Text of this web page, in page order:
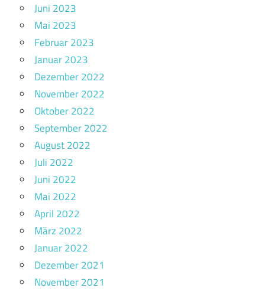
Juni 2023
Mai 2023
Februar 2023
Januar 2023
Dezember 2022
November 2022
Oktober 2022
September 2022
August 2022
Juli 2022
Juni 2022
Mai 2022
April 2022
März 2022
Januar 2022
Dezember 2021
November 2021